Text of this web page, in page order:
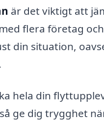
är det viktigt att
flera företag
din situation,
hela din
ge dig trygghet